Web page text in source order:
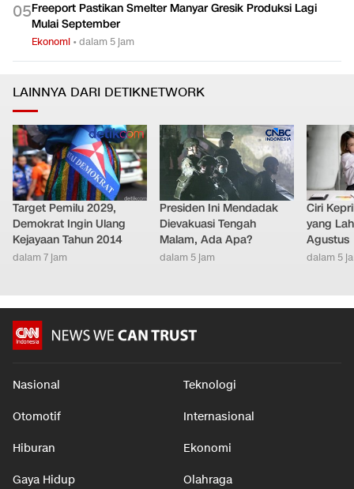
05Freeport Pastikan Smelter Manyar Gresik Produksi Lagi
Mulai September
Ekonomi •dalam 5 jam
LAINNYA DARI DETIKNETWORK
Target Pemilu 2029,
Demokrat Ingin Ulang
Kejayaan Tahun 2014
dalam 7 jam
Presiden Ini Mendadak
Dievakuasi Tengah
Malam, Ada Apa?
dalam 5 jam
Ciri
yang
Agustus
dalam 5
Nasional Teknologi
Otomotif Internasional
Hiburan Ekonomi
Gaya Hidup Olahraga